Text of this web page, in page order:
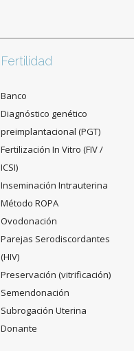
Fertilidad
Banco
Diagnóstico genético
preimplantacional (PGT)
Fertilización In Vitro (FIV /
ICSI)
Inseminación Intrauterina
Método ROPA
Ovodonación
Parejas Serodiscordantes
(HIV)
Preservación (vitrificación)
Semendonación
Subrogación Uterina
Donante